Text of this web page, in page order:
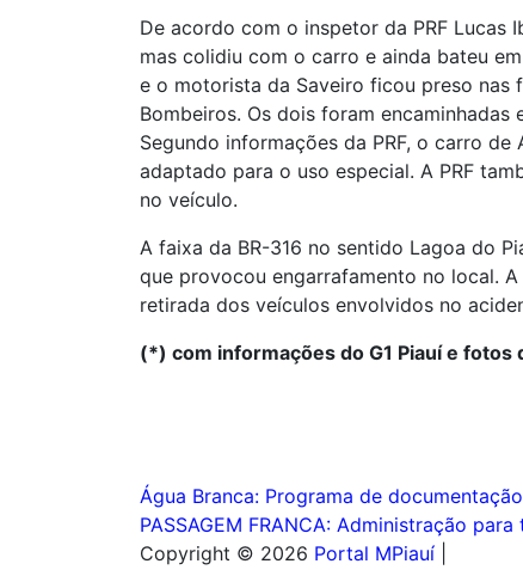
De acordo com o inspetor da PRF Lucas
mas colidiu com o carro e ainda bateu
e o motorista da Saveiro ficou preso nas
Bombeiros. Os dois foram encaminhadas
Segundo informações da PRF, o carro
adaptado para o uso especial. A PRF
no veículo.
A faixa da BR-316 no sentido Lagoa do
que provocou engarrafamento no local.
retirada dos veículos envolvidos no
(*) com informações do G1 Piauí e fotos
Navegação
de
Água Branca: Programa de
PASSAGEM FRANCA: Administração
Copyright © 2026 Portal MPiauí